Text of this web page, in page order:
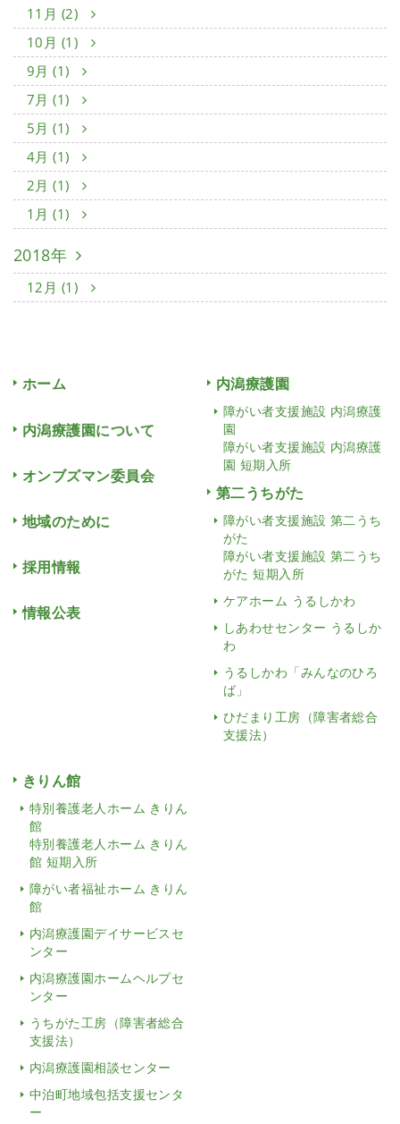
11月 (2)
10月 (1)
9月 (1)
7月 (1)
5月 (1)
4月 (1)
2月 (1)
1月 (1)
2018年
12月 (1)
ホーム
内潟療護園について
オンブズマン委員会
地域のために
採用情報
情報公表
内潟療護園
障がい者支援施設 内潟療護
園
障がい者支援施設 内潟療護
園 短期入所
第二うちがた
障がい者支援施設 第二うち
がた
障がい者支援施設 第二うち
がた 短期入所
ケアホーム うるしかわ
しあわせセンター うるしか
わ
うるしかわ「みんなのひろ
ば」
ひだまり工房（障害者総合
支援法）
きりん館
特別養護老人ホーム きりん
館
特別養護老人ホーム きりん
館 短期入所
障がい者福祉ホーム きりん
館
内潟療護園デイサービスセ
ンター
内潟療護園ホームヘルプセ
ンター
うちがた工房（障害者総合
支援法）
内潟療護園相談センター
中泊町地域包括支援センタ
ー